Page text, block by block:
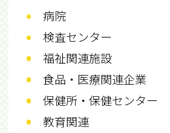
病院
検査センター
福祉関連施設
食品・医療関連企業
保健所・保健センター
教育関連